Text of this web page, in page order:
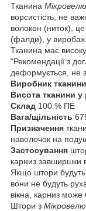
Тканина
ворсистість, не
волокон (ниток), це
(фалди), у виробах.
Тканина має високу
"Рекомендації з
деформується, не
Виробник тканини
Висота тканини у
Склад 100 % ПЕ
Вага/щільність
Призначення
наволочок на
Застосування
карниз завширшки
Якщо штори будуть
вони не будуть
вікна, карниз може
Штори з